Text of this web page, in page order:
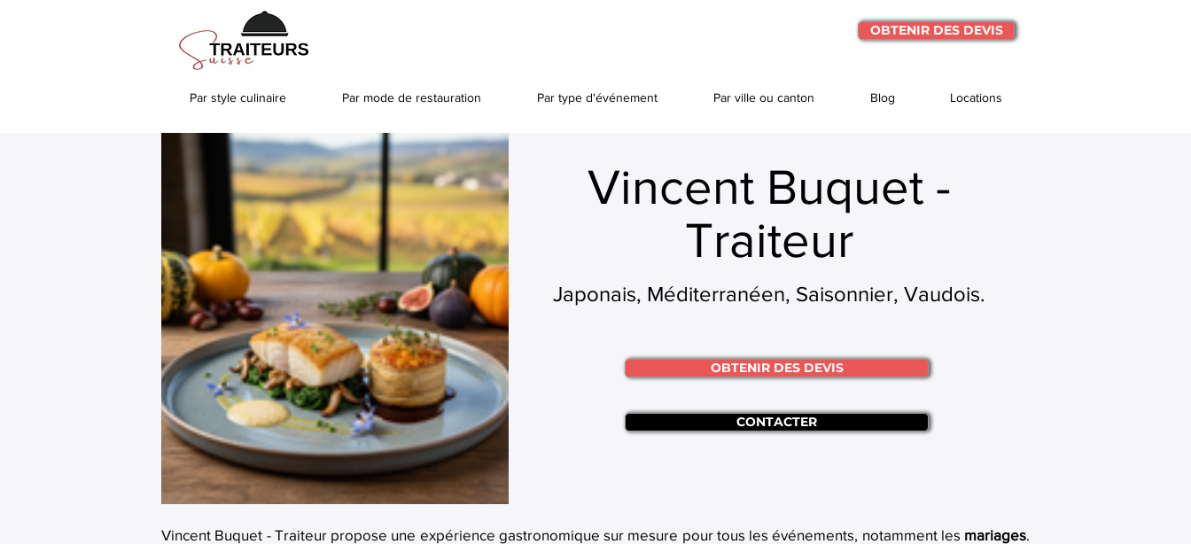
OBTENIR DES DEVIS
Par style culinaire Par mode de restauration Par type d'événement Par ville ou canton Blog Locations
Vincent Buquet -
Traiteur
Japonais, Méditerranéen, Saisonnier, Vaudois.
OBTENIR DES DEVIS
CONTACTER
Vincent Buquet - Traiteur propose une expérience gastronomique sur mesure pour tous les événements, notamment les mariages.